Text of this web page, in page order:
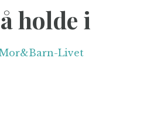
holde i
Livet